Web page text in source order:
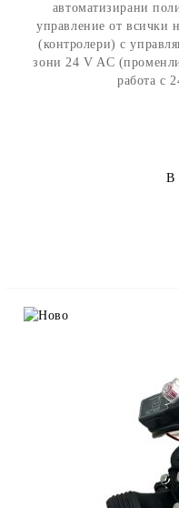
автоматизирани
управление от всички
(контролери) с
зони 24 V AC
работа с
В